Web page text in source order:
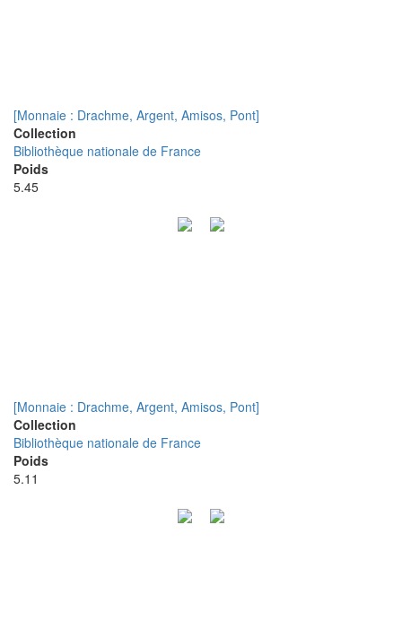
[Monnaie : Drachme, Argent, Amisos, Pont]
Collection
Bibliothèque nationale de France
Poids
5.45
[Monnaie : Drachme, Argent, Amisos, Pont]
Collection
Bibliothèque nationale de France
Poids
5.11